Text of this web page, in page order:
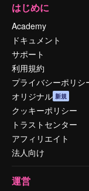
はじめに
Academy
ドキュメント
サポート
利用規約
プライバシーポリシ
オリジナル 新規
クッキーポリシー
トラストセンター
アフィリエイト
法人向け
運営